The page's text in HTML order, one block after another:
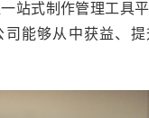
站式制作管理工具
司能够从中获益、